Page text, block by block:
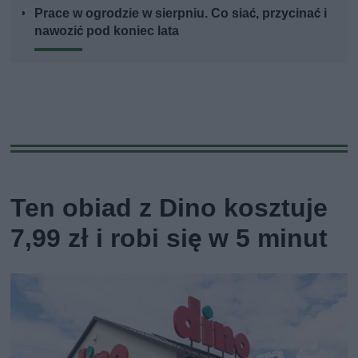
Prace w ogrodzie w sierpniu. Co siać, przycinać i
nawozić pod koniec lata
Ten obiad z Dino kosztuje
7,99 zł i robi się w 5 minut